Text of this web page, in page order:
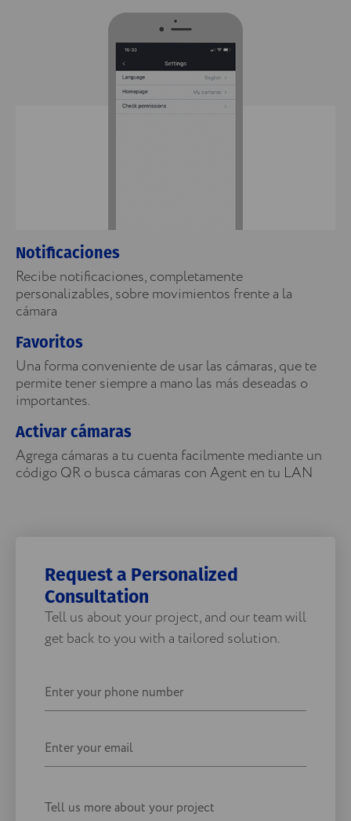
Notificaciones
Recibe notificaciones, completamente
personalizables, sobre movimientos frente a la
cámara
Favoritos
Una forma conveniente de usar las cámaras, que te
permite tener siempre a mano las más deseadas o
importantes.
Activar cámaras
Agrega cámaras a tu cuenta facilmente mediante un
código QR o busca cámaras con Agent en tu LAN
Request a Personalized
Consultation
Tell us about your project, and our team will
get back to you with a tailored solution.